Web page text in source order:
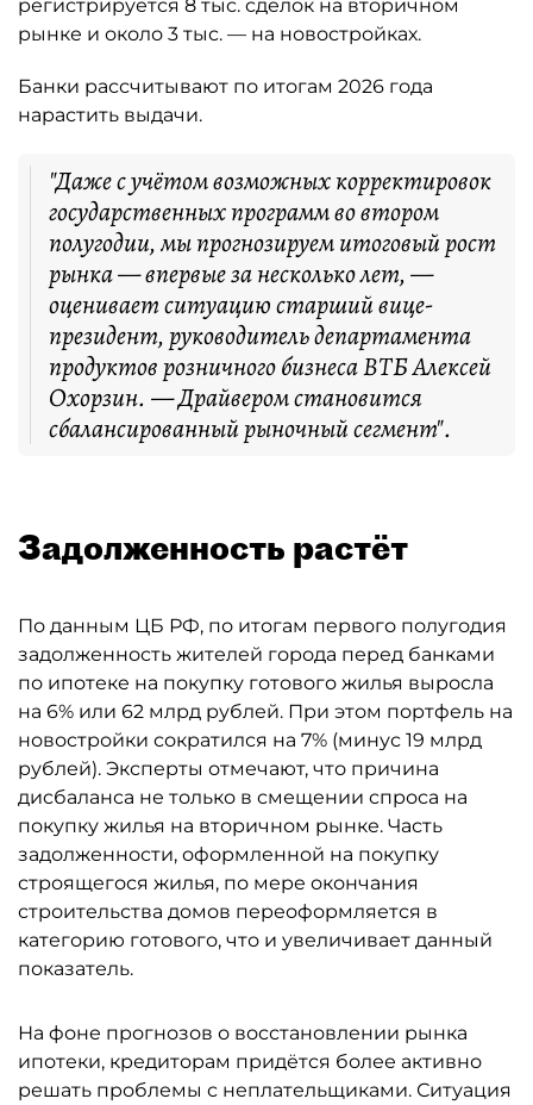
регистрируется 8 тыс. сделок на вторичном
рынке и около 3 тыс. — на новостройках.
Банки рассчитывают по итогам 2026 года
нарастить выдачи.
"Даже с учётом возможных корректировок
государственных программ во втором
полугодии, мы прогнозируем итоговый рост
рынка — впервые за несколько лет, —
оценивает ситуацию старший вице-
президент, руководитель департамента
продуктов розничного бизнеса ВТБ Алексей
Охорзин. — Драйвером становится
сбалансированный рыночный сегмент".
Задолженность растёт
По данным ЦБ РФ, по итогам первого полугодия
задолженность жителей города перед банками
по ипотеке на покупку готового жилья выросла
на 6% или 62 млрд рублей. При этом портфель на
новостройки сократился на 7% (минус 19 млрд
рублей). Эксперты отмечают, что причина
дисбаланса не только в смещении спроса на
покупку жилья на вторичном рынке. Часть
задолженности, оформленной на покупку
строящегося жилья, по мере окончания
строительства домов переоформляется в
категорию готового, что и увеличивает данный
показатель.
На фоне прогнозов о восстановлении рынка
ипотеки, кредиторам придётся более активно
решать проблемы с неплательщиками. Ситуация